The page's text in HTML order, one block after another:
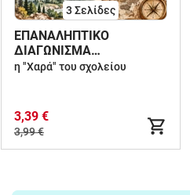
3 Σελίδες
ΕΠΑΝΑΛΗΠΤΙΚΟ
ΔΙΑΓΩΝΙΣΜΑ
ΓΕΩΓΡΑΦΙΑΣ Στ' τάξη 2η
η "Χαρά" του σχολείου
3,39 €
3,99 €